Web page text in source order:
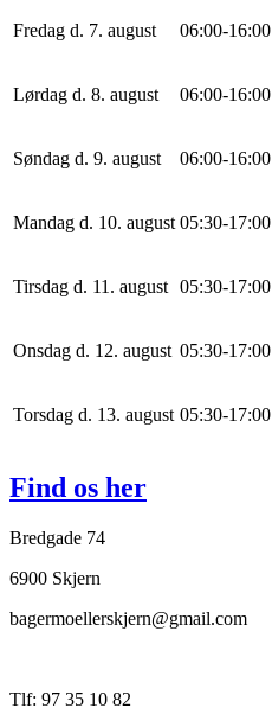
Fredag d. 7. august 06:00-16:00
Lørdag d. 8. august 06:00-16:00
Søndag d. 9. august 06:00-16:00
Mandag d. 10. august 05:30-17:00
Tirsdag d. 11. august 05:30-17:00
Onsdag d. 12. august 05:30-17:00
Torsdag d. 13. august 05:30-17:00
Find os her
Bredgade 74
6900 Skjern
bagermoellerskjern@gmail.com
Tlf: 97 35 10 82